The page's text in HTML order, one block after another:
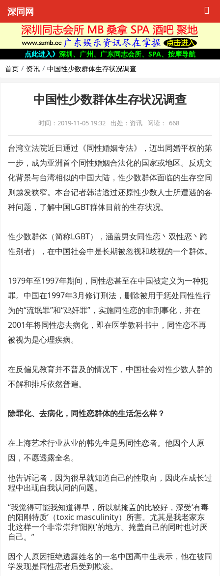
深同网
点此进入》 深圳、广州、广东同志会所、SPA、按摩导航
首页
资讯 中国性少数群体生存状况调查
中国性少数群体生存状况调查
时间：2019-11-05 19:32 出处：资讯 阅读： 668
台湾立法院近日通过《同性婚姻专法》，迈出同婚平权的第
一步，成为亚洲首个同性婚姻合法化的国家或地区。反观文
化背景与台湾相似的中国大陆，性少数群体面临的生存空间
则越发狭窄。本台记者韩洁透过还原性少数人士所遭遇的各
种问题，了解中国LGBT群体目前的生存状况。
性少数群体（简称LGBT），涵盖男女同性恋丶双性恋丶跨
性别者），在中国社会中是长期被忽视和歧视的一个群体。
1979年至1997年期间，同性恋甚至在中国被定义为一种犯
罪。中国在1997年3月修订刑法，删除被用于惩处同性性行
为的“流氓罪”和“鸡奸罪”，实施同性恋的非刑事化，并在
2001年将同性恋去病化，即在医学教科书中，同性恋不再
被视为是心理疾病。
在反偏见教育并不普及的情况下，中国社会对性少数人群的
不解和排斥依然普遍。
除罪化、去病化，同性恋群体的生活怎么样？
在上海艺术行业从业的韩先生是男同性恋者。他因个人原
因，不愿透露全名。
他告诉记者，因为很早就知道自己的性取向，因此在成长过
程中出现自我认同的问题。
“我觉得可能我知道得早，所以就掩盖的比较好，深受‘有毒
的阳刚特质’（toxic masculinity）所害。尤其是我老家东
北这样一个非常崇拜‘阳刚’的地方。掩盖自己的同时也讨厌
自己。”
因个人原因拒绝透露姓名的一名中国高中生表示，他在被同
学发现是同性恋者后受到欺凌。